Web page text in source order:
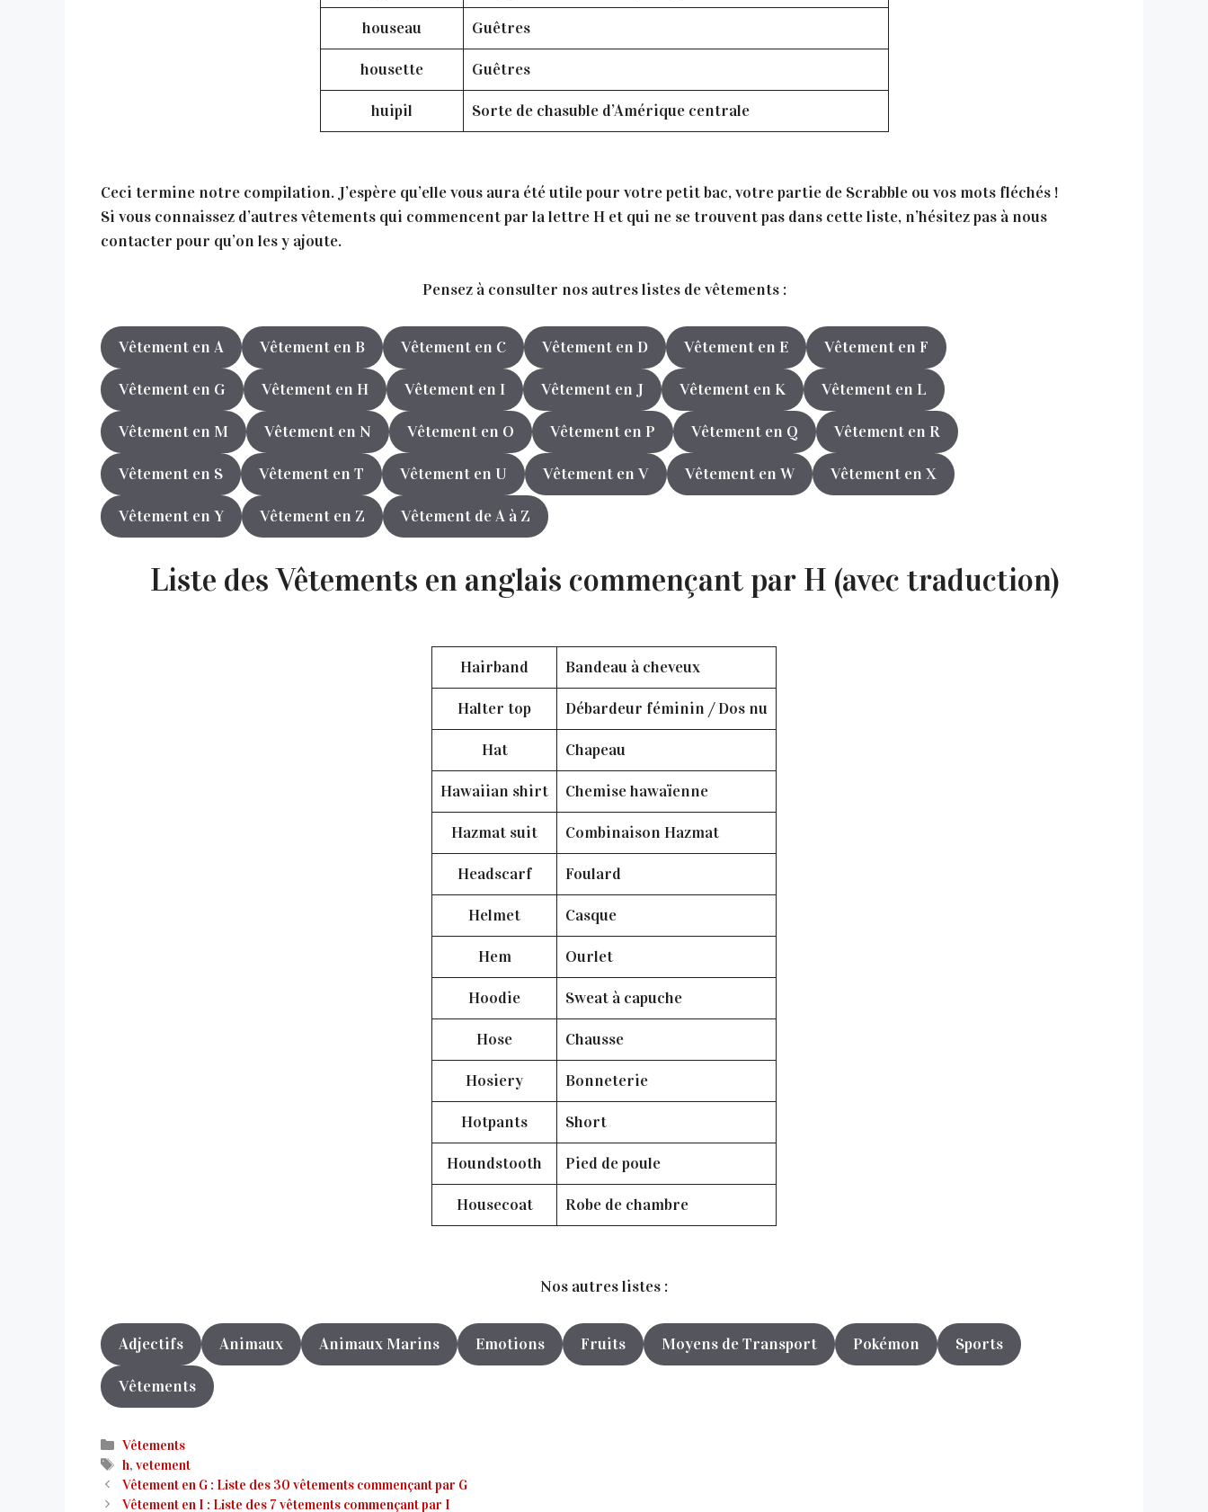
houseau Guêtres
housette Guêtres
huipil Sorte de chasuble d’Amérique centrale
Ceci termine notre compilation. J’espère qu’elle vous aura été utile pour votre petit bac, votre partie de Scrabble ou vos mots fléchés !
Si vous connaissez d’autres vêtements qui commencent par la lettre H et qui ne se trouvent pas dans cette liste, n’hésitez pas à nous
contacter pour qu’on les y ajoute.
Pensez à consulter nos autres listes de vêtements :
Vêtement en A Vêtement en B Vêtement en C Vêtement en D Vêtement en E Vêtement en F
Vêtement en G Vêtement en H Vêtement en I Vêtement en J Vêtement en K Vêtement en L
Vêtement en M Vêtement en N Vêtement en O Vêtement en P Vêtement en Q Vêtement en R
Vêtement en S Vêtement en T Vêtement en U Vêtement en V Vêtement en W Vêtement en X
Vêtement en Y Vêtement en Z Vêtement de A à Z
Liste des Vêtements en anglais commençant par H (avec traduction)
Hairband Bandeau à cheveux
Halter top Débardeur féminin / Dos nu
Hat Chapeau
Hawaiian shirt Chemise hawaïenne
Hazmat suit Combinaison Hazmat
Headscarf Foulard
Helmet Casque
Hem Ourlet
Hoodie Sweat à capuche
Hose Chausse
Hosiery Bonneterie
Hotpants Short
Houndstooth Pied de poule
Housecoat Robe de chambre
Nos autres listes :
Adjectifs Animaux Animaux Marins Emotions Fruits Moyens de Transport Pokémon Sports
Vêtements
Catégories
Vêtements
Étiquettes
h,vetement
Vêtement en G : Liste des 30 vêtements commençant par G
Vêtement en I : Liste des 7 vêtements commençant par I